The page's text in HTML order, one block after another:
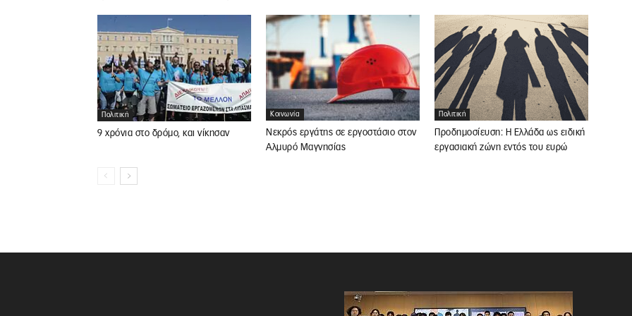
Πολιτική
9 χρόνια στο δρόμο, και νίκησαν
Κοινωνία
Νεκρός εργάτης σε εργοστάσιο στον
Αλμυρό Μαγνησίας
Πολιτική
Προδημοσίευση: Η Ελλάδα ως ειδική
εργασιακή ζώνη εντός του ευρώ